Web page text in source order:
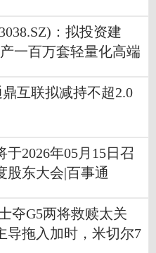
：拟投资建
一百万套轻量化高端
互联拟减持不超2.0
于2026年05月15日召
股东大会|百事通
夺G5两将救赎太关
导拖入加时，米切尔7